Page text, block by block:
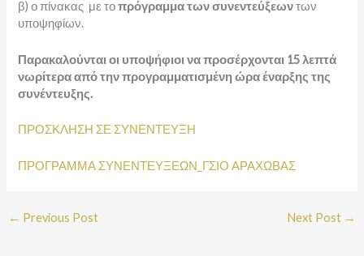
β) ο πίνακας με τοπρόγραμμα των συνεντεύξεωντων
υποψηφίων.
Παρακαλούνται οι υποψήφιοι να προσέρχονται 15 λεπτά
νωρίτερα από την προγραμματισμένη ώρα έναρξης της
συνέντευξης.
ΠΡΟΣΚΛΗΣΗ ΣΕ ΣΥΝΕΝΤΕΥΞΗ
ΠΡΟΓΡΑΜΜΑ ΣΥΝΕΝΤΕΥΞΕΩΝ_ΓΣΙΟ ΑΡΑΧΩΒΑΣ
← Previous Post Next Post →